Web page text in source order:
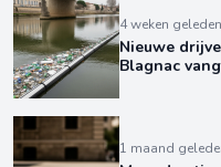
4 weken geleden
Nieuwe
Blagnac
1 maand